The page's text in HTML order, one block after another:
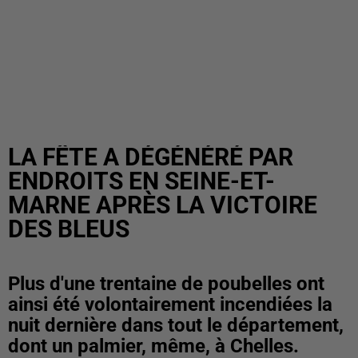
LA FÊTE A DÉGÉNÉRÉ PAR
ENDROITS EN SEINE-ET-
MARNE APRÈS LA VICTOIRE
DES BLEUS
Plus d'une trentaine de poubelles ont
ainsi été volontairement incendiées la
nuit dernière dans tout le département,
dont un palmier, même, à Chelles.